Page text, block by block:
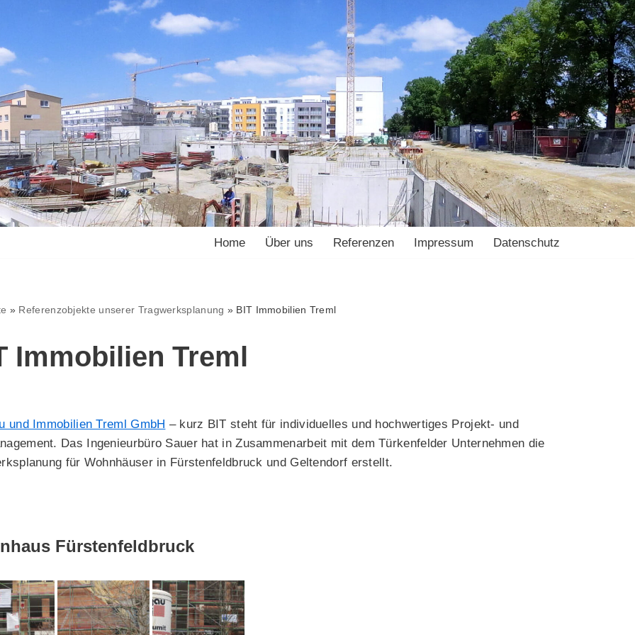
Home Über uns Referenzen Impressum Datenschutz
» Referenzobjekte unserer Tragwerksplanung » BIT Immobilien Treml
Immobilien Treml
und Immobilien Treml GmbH – kurz BIT steht für individuelles und hochwertiges Projekt- und
Das Ingenieurbüro Sauer hat in Zusammenarbeit mit dem Türkenfelder Unternehmen die
für Wohnhäuser in Fürstenfeldbruck und Geltendorf erstellt.
Fürstenfeldbruck